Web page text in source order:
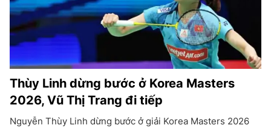
Thùy Linh dừng bước ở Korea Masters
2026, Vũ Thị Trang đi tiếp
Nguyễn Thùy Linh dừng bước ở giải Korea Masters 2026